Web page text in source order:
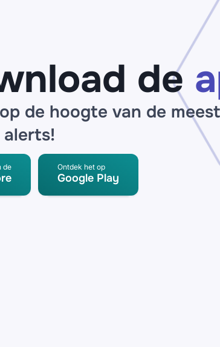
de
de hoogte van de meest
de Ontdek het op
Google Play